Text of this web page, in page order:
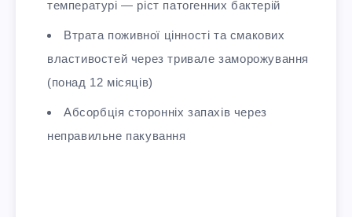
температурі — ріст патогенних бактерій
Втрата поживної цінності та смакових
властивостей через тривале заморожування
(понад 12 місяців)
Абсорбція сторонніх запахів через
неправильне пакування